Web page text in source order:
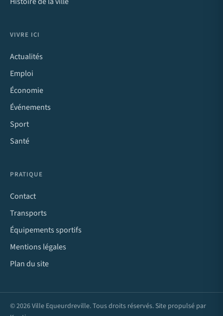
VIVRE ICI
Actualités
Emploi
Économie
Événements
Sport
Santé
PRATIQUE
Contact
Transports
Équipements sportifs
Mentions légales
Plan du site
© 2026 Ville Equeurdreville. Tous droits réservés. Site propulsé par